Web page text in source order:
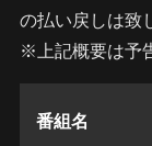
の払い戻しは致
※上記概要は予